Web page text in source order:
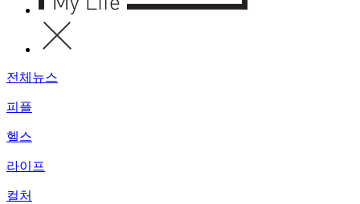
전체뉴스
피플
헬스
라이프
컬처